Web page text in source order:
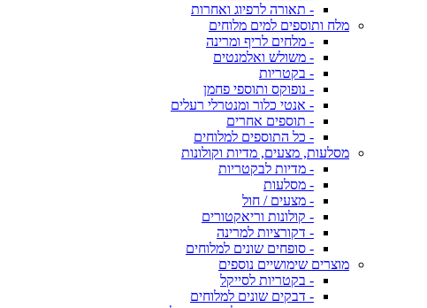
- תאורה לרפיוג ואחרות
מלח ותוספים למים מלוחים
- מלחים לריף ומרינה
- משולש ואלמנטים
- בקטריות
- נופוקס ותוספי פחמן
- אנטי כלור ומנטרלי רעלים
- תוספים אחרים
- כל התוספים למלוחים
מסלעות, מצעים, מדיות וקולונות
- מדיות לבקטריות
- מסלעות
- מצעים / חול
- קולונות וריאקטורים
- דקורציות למרינה
- סופחים שונים למלוחים
מוצרים שימושיים נוספים
- בקטריות לסייקל
- דבקים שונים למלוחים